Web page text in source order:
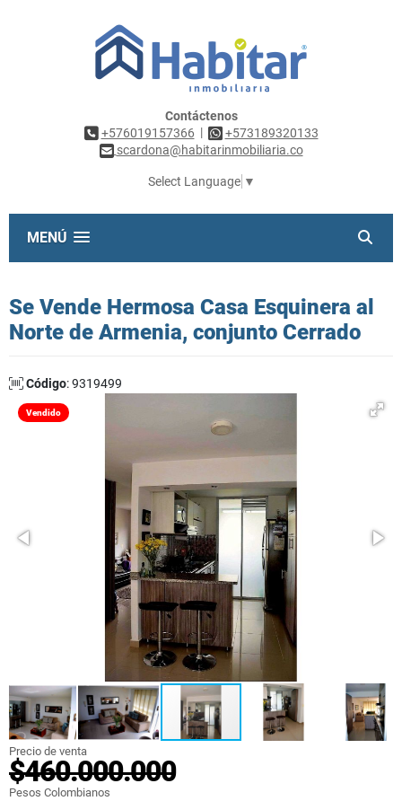
Contáctenos
+576019157366 |
+573189320133
scardona@habitarinmobiliaria.co
Select Language ▼
MENÚ
Se Vende Hermosa Casa Esquinera al
Norte de Armenia, conjunto Cerrado
Código: 9319499
Vendido
Precio de venta
$460.000.000
Pesos Colombianos